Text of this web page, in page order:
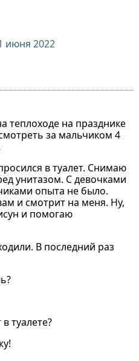
июня 2022
теплоходе на празднике
за мальчиком 4
в туалет. Снимаю
унитазом. С девочками
опыта не было.
и смотрит на меня. Ну,
и помогаю
В последний раз
туалете?